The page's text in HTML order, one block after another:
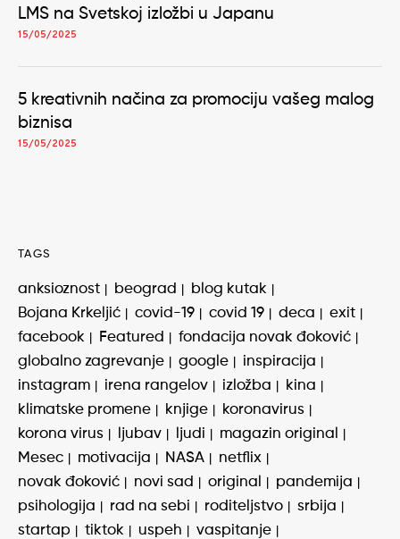
LMS na Svetskoj izložbi u Japanu
15/05/2025
5 kreativnih načina za promociju vašeg malog
biznisa
15/05/2025
TAGS
anksioznost beograd
blog kutak
Bojana Krkeljić
covid-19 covid 19 deca
exit
facebook
Featured
fondacija novak đoković
globalno zagrevanje
google
inspiracija
instagram
irena rangelov izložba
kina
klimatske promene
knjige
koronavirus
korona virus
ljubav ljudi
magazin original
Mesec
motivacija NASA
netflix
novak đoković
novi sad original
pandemija
psihologija
rad na sebi roditeljstvo
srbija
startap
tiktok uspeh
vaspitanje